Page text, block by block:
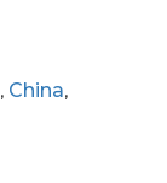
, China,